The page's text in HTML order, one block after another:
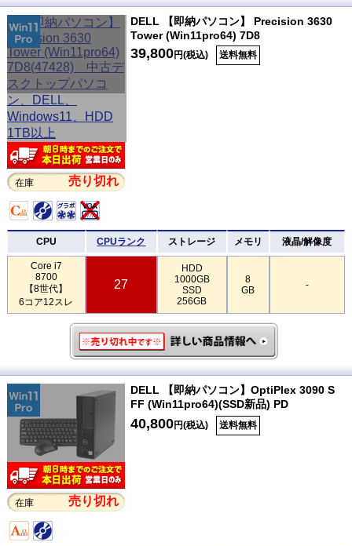
在庫 売り切れ
DELL 【即納パソコン】 Precision 3630
Tower (Win11pro64) 7D8
39,800円(税込) 送料無料
CPU CPUランク ストレージ メモリ 液晶/解像度
Core i7
8700
【8世代】
6コア12スレ
27
HDD
1000GB
SSD
256GB
8
GB
-
在庫 売り切れ
DELL 【即納パソコン】OptiPlex 3090 S
FF (Win11pro64)(SSD新品) PD
40,800円(税込) 送料無料